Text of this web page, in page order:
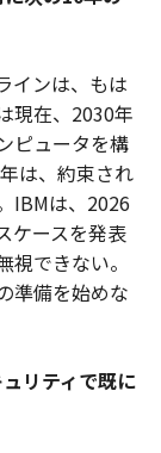
インは、もは
現在、2030年
ピュータを構
は、約束され
IBMは、2026
ケースを発表
できない。
準備を始めな
リティで既に